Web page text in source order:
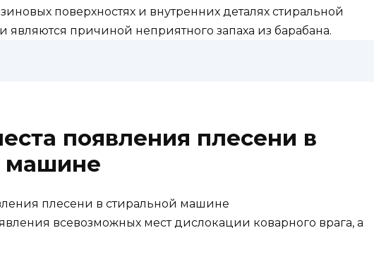
поверхностях и внутренних деталях стиральной
причиной неприятного запаха из барабана.
появления плесени в
машине
всевозможных мест дислокации коварного врага, а